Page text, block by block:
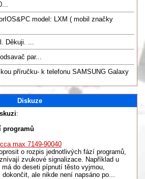
model: LXM ( mobil značky
Děkuji. ...
par...
příručku- k telefonu SAMSUNG Galaxy
Diskuze
:
programů
max 7149-90040
o rozpis jednotlivých fází programů,
zvukové signalizace. Například u
do deseti pípnutí těsto vyjmou,
ale nikde není napsáno po...